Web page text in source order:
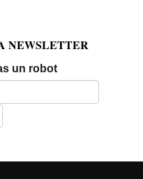
NEWSLETTER
un robotEmail